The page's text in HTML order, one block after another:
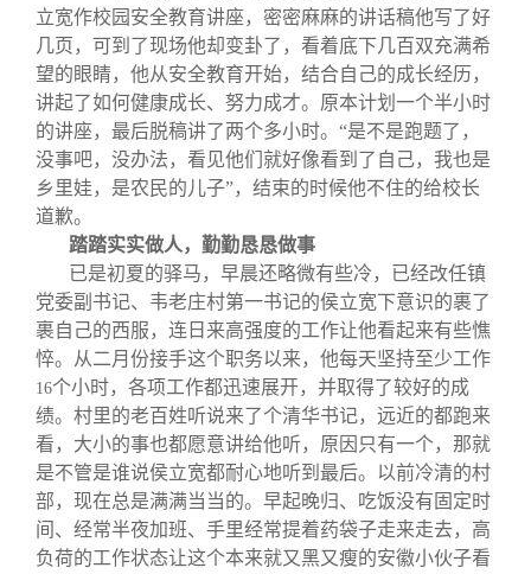
立宽作校园安全教育讲座，密密麻麻的讲话稿他写了好
几页，可到了现场他却变卦了，看着底下几百双充满希
望的眼睛，他从安全教育开始，结合自己的成长经历，
讲起了如何健康成长、努力成才。原本计划一个半小时
的讲座，最后脱稿讲了两个多小时。“是不是跑题了，
没事吧，没办法，看见他们就好像看到了自己，我也是
乡里娃，是农民的儿子”，结束的时候他不住的给校长
道歉。
踏踏实实做人，勤勤恳恳做事
已是初夏的驿马，早晨还略微有些冷，已经改任镇
党委副书记、韦老庄村第一书记的侯立宽下意识的裹了
裹自己的西服，连日来高强度的工作让他看起来有些憔
悴。从二月份接手这个职务以来，他每天坚持至少工作
16个小时，各项工作都迅速展开，并取得了较好的成
绩。村里的老百姓听说来了个清华书记，远近的都跑来
看，大小的事也都愿意讲给他听，原因只有一个，那就
是不管是谁说侯立宽都耐心地听到最后。以前冷清的村
部，现在总是满满当当的。早起晚归、吃饭没有固定时
间、经常半夜加班、手里经常提着药袋子走来走去，高
负荷的工作状态让这个本来就又黑又瘦的安徽小伙子看